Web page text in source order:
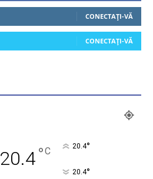
CONECTAȚI-VĂ
CONECTAȚI-VĂ
20.4°C 20.4°
20.4°